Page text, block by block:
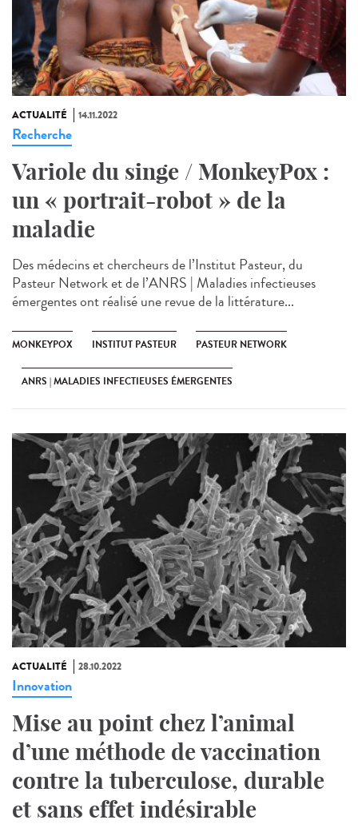
ACTUALITÉ 14.11.2022
Recherche
Variole du singe / MonkeyPox :
un « portrait-robot » de la
maladie
Des médecins et chercheurs de l’Institut Pasteur, du
Pasteur Network et de l’ANRS | Maladies infectieuses
émergentes ont réalisé une revue de la littérature...
MONKEYPOX INSTITUT PASTEUR PASTEUR NETWORK
ANRS | MALADIES INFECTIEUSES ÉMERGENTES
ACTUALITÉ 28.10.2022
Innovation
Mise au point chez l’animal
d’une méthode de vaccination
contre la tuberculose, durable
et sans effet indésirable